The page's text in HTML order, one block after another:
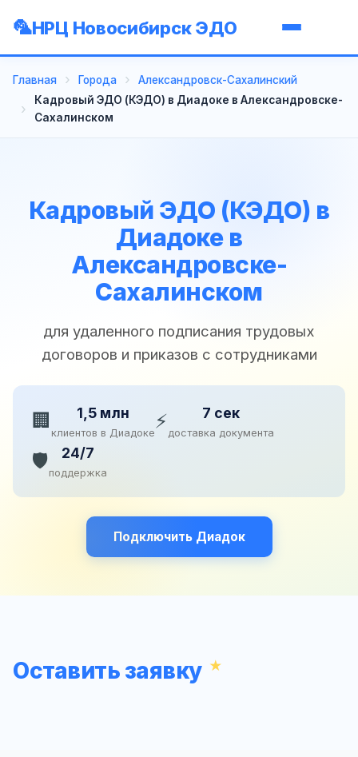
НРЦ Новосибирск ЭДО
Главная Города
Александровск-Сахалинский
Кадровый ЭДО (КЭДО) в Диадоке в Александровске-
Сахалинском
Кадровый ЭДО (КЭДО) в
Диадоке в
Александровске-
Сахалинском
для удаленного подписания трудовых
договоров и приказов с сотрудниками
🏢 1,5 млн
клиентов в Диадоке⚡ 7 сек
доставка документа
🛡️ 24/7
поддержка
Подключить Диадок
Оставить заявку